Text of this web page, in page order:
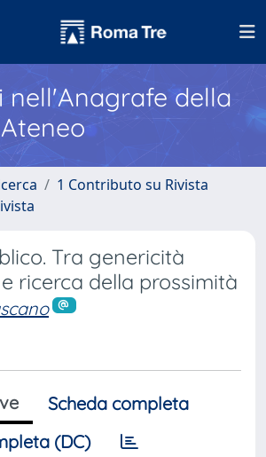
nell'Anagrafe della
1 Contributo su Rivista
Tra genericità
ricerca della prossimità
Scheda completa
(DC)